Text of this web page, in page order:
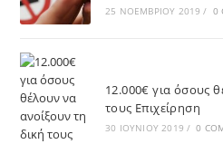
25 ΝΟΕΜΒΡΊΟΥ 2019 / 0
12.000€ για όσους
τους Επιχείρηση
30 ΙΟΥΝΊΟΥ 2019 / 0